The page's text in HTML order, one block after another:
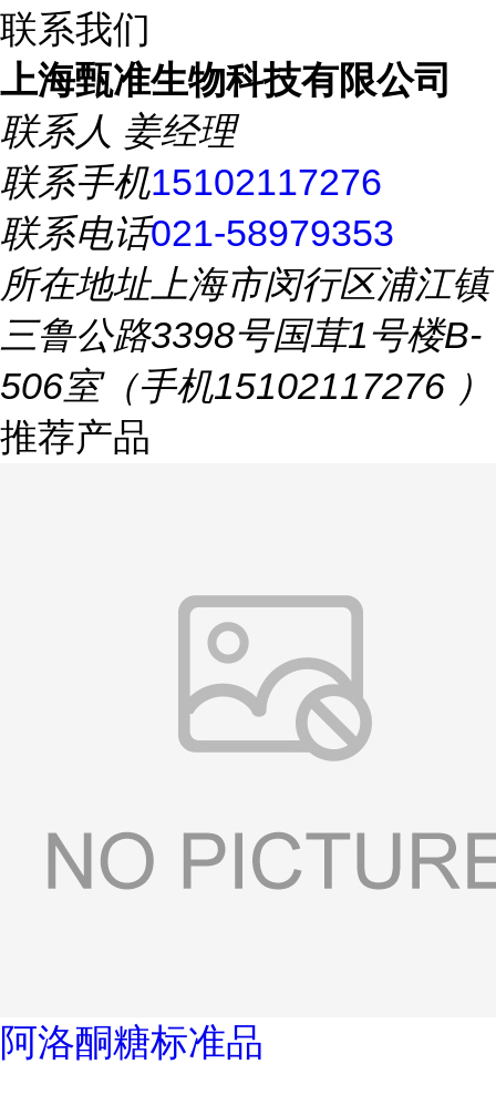
联系我们
上海甄准生物科技有限公司
联系人 姜经理
联系手机15102117276
联系电话021-58979353
所在地址上海市闵行区浦江镇
三鲁公路3398号国茸1号楼B-
506室（手机15102117276 ）
推荐产品
阿洛酮糖标准品